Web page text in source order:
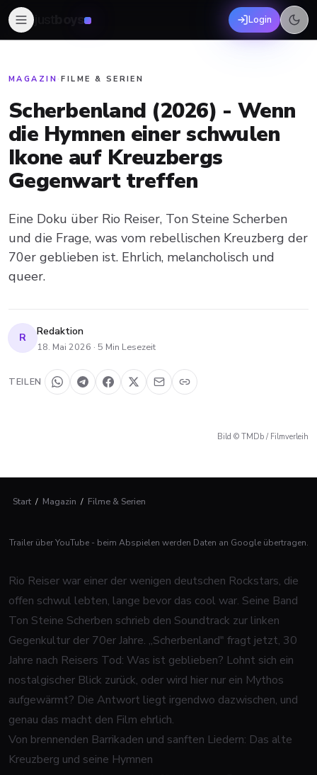
boys Login
MAGAZIN ·FILME & SERIEN
Scherbenland (2026) - Wenn
die Hymnen einer schwulen
Ikone auf Kreuzbergs
Gegenwart treffen
Eine Doku über Rio Reiser, Ton Steine Scherben
und die Frage, was vom rebellischen Kreuzberg der
70er geblieben ist. Ehrlich, melancholisch und
queer.
R Redaktion
18. Mai 2026 · 5 Min Lesezeit
TEILEN
Bild © TMDb / Filmverleih
Start / Magazin / Filme & Serien
Trailer über YouTube - beim Abspielen werden Daten an Google übertragen.
Rio Reiser war einer der wenigen deutschen Rockstars, die
offen schwul lebten, lange bevor das cool war. Seine Band
Ton Steine Scherben schrieb den Soundtrack zur linken
Gegenkultur der 70er Jahre. „Scherbenland" fragt jetzt, 30
Jahre nach Reisers Tod: Was ist geblieben? Lohnt sich ein
nostalgischer Blick zurück, oder wird hier nur ein Mythos
aufgewärmt? Die Antwort liegt irgendwo dazwischen, und
genau das macht den Film ehrlich.
Von brennenden Barrikaden und sanften Liedern: Das alte
Kreuzberg und seine Hymnen